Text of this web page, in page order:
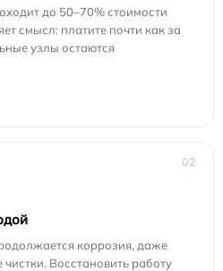
до 50–70% стоимости
смысл: платите почти как за
узлы остаются
02
коррозия, даже
Восстановить работу